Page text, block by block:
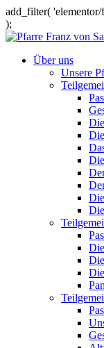
add_filter(
);
Über uns
Unsere